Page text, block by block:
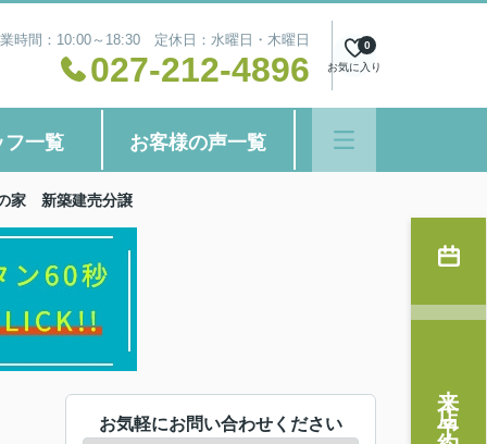
時間：10:00～18:30 定休日：水曜日・木曜日
027-212-4896 お気に入り
0
フ一覧 お客様の声一覧
家 新築建売分譲
お気軽にお問い合わせください 来店予約